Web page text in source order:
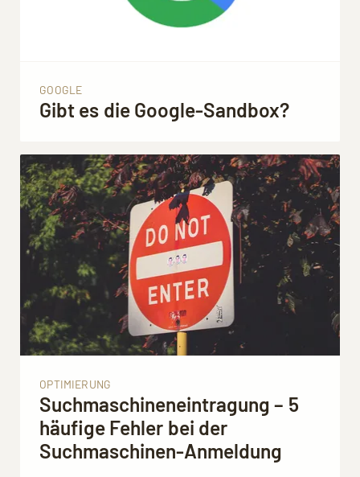
GOOGLE
Gibt es die Google-Sandbox?
OPTIMIERUNG
Suchmaschineneintragung – 5
häufige Fehler bei der
Suchmaschinen-Anmeldung